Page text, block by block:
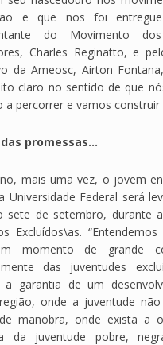
e que nos foi
do Movimento
Charles Reginatto, e
da Ameosc, Airton
claro no sentido de que
a percorrer e vamos construir
promessas...
mais uma vez, o jovem
Universidade Federal será
sete de setembro, durante
Excluídos\as.
momento de grande
das juventudes
a garantia de um
onde a juventude
manobra, onde exista a
da juventude pobre,